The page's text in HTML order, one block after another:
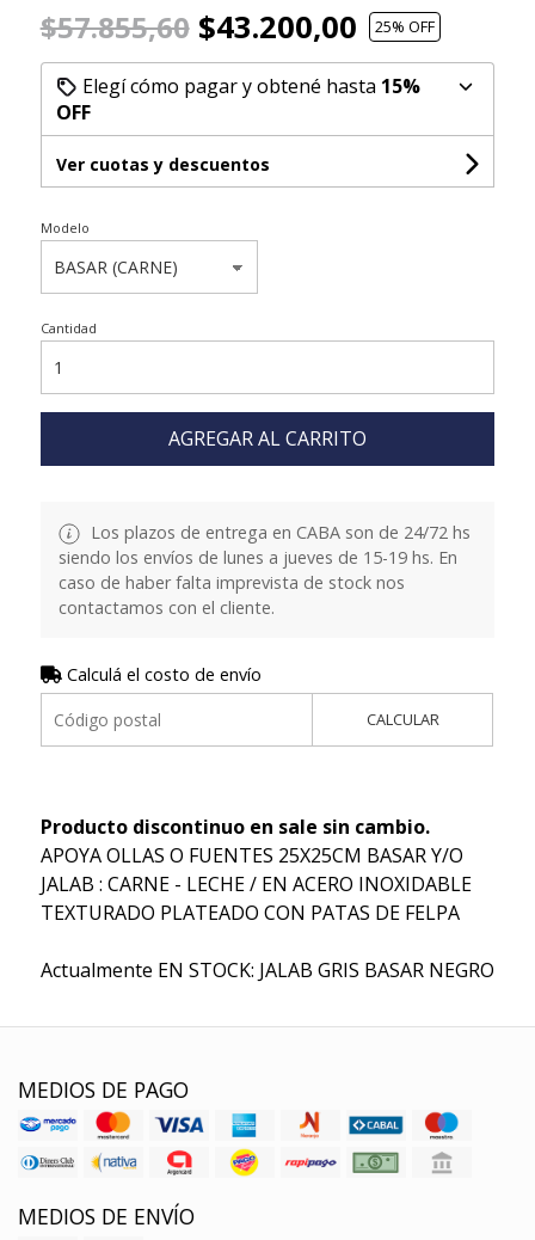
$57.855,60$43.200,00 25% OFF
Elegí cómo pagar y obtené hasta 15%
OFF
Ver cuotas y descuentos
Modelo
Cantidad
AGREGAR AL CARRITO
Los plazos de entrega en CABA son de 24/72 hs
siendo los envíos de lunes a jueves de 15-19 hs. En
caso de haber falta imprevista de stock nos
contactamos con el cliente.
Calculá el costo de envío
CALCULAR
Producto discontinuo en sale sin cambio.
APOYA OLLAS O FUENTES 25X25CM BASAR Y/O
JALAB : CARNE - LECHE / EN ACERO INOXIDABLE
TEXTURADO PLATEADO CON PATAS DE FELPA
Actualmente EN STOCK: JALAB GRIS BASAR NEGRO
MEDIOS DE PAGO
MEDIOS DE ENVÍO